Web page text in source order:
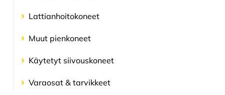
Lattianhoito­koneet
Muut pienkoneet
Käytetyt siivouskoneet
Varaosat & tarvikkeet